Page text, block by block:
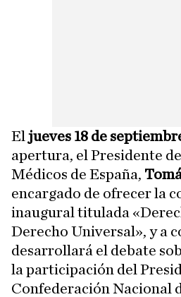
El jueves 18 de
apertura, el Presidente
Médicos de España,
encargado de ofrecer la
inaugural titulada
Derecho Universal», y a
desarrollará el debate
la participación del
Confederación Nacional